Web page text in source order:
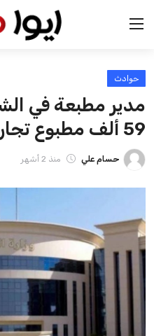
الرئيسية
اخبار مصر
عرب وعالم
اخبار الرياضة
منوعات
فن وثقافة
علوم وتكنولوجيا
حوادث
مدير مطبعة في
59 ألف مطبوع تجاري غير مرخص
حسام علي منذ 2 أشهر